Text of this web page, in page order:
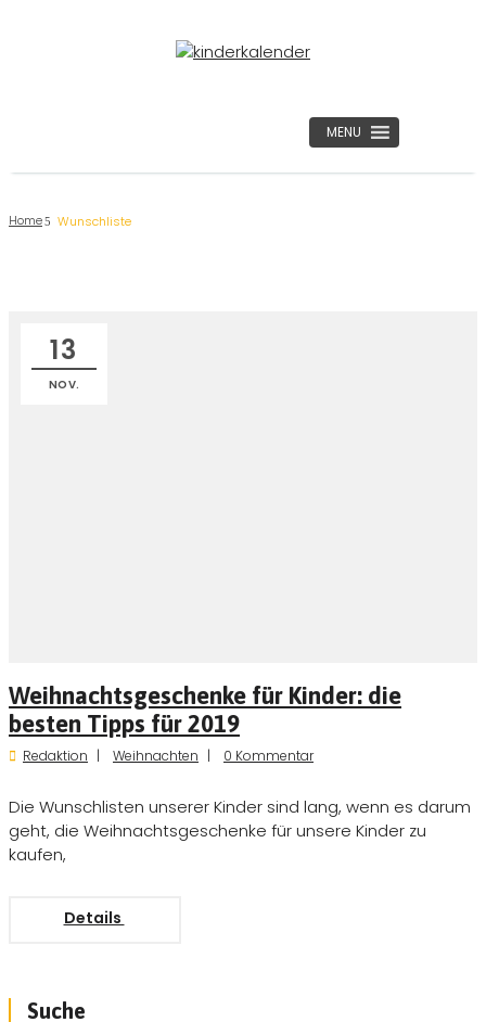
MENU
Home Wunschliste
13
NOV.
Weihnachtsgeschenke für Kinder: die
besten Tipps für 2019
Redaktion Weihnachten 0 Kommentar
Die Wunschlisten unserer Kinder sind lang, wenn es darum
geht, die Weihnachtsgeschenke für unsere Kinder zu
kaufen,
Details
Suche